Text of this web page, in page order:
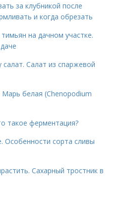
за клубникой после
и когда обрезать
на дачном участке.
Салат из спаржевой
белая (Chenopodium
такое ферментация?
Особенности сорта сливы
Сахарный тростник в